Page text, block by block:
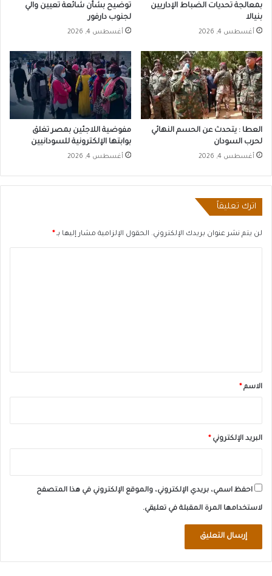
بمعالجة تحديات الضباط الإداريين
بنيالا
أغسطس 4, 2026
توضيح بشأن شائعة تعيين والي
لجنوب دارفور
أغسطس 4, 2026
العطا : يتحدث عن الحسم النهائي
لحرب السودان
أغسطس 4, 2026
مفوضية اللاجئين بمصر تغلق
بوابتها الإلكترونية للسودانيين
أغسطس 4, 2026
اترك تعليقاً
لن يتم نشر عنوان بريدك الإلكتروني. الحقول الإلزامية مشار إليها بـ *
*الاسم *
البريد الإلكتروني *
احفظ اسمي، بريدي الإلكتروني، والموقع الإلكتروني في هذا المتصفح
لاستخدامها المرة المقبلة في تعليقي.